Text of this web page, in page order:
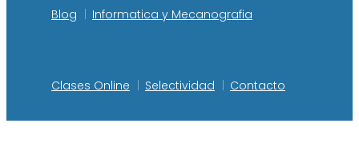
Blog Informatica y Mecanografia
Clases Online Selectividad Contacto